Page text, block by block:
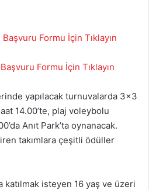
Formu İçin Tıklayın
Formu İçin Tıklayın
yapılacak turnuvalarda 3×3
14.00’te, plaj voleybolu
Anıt Park’ta oynanacak.
takımlara çeşitli ödüller
katılmak isteyen 16 yaş ve üzeri